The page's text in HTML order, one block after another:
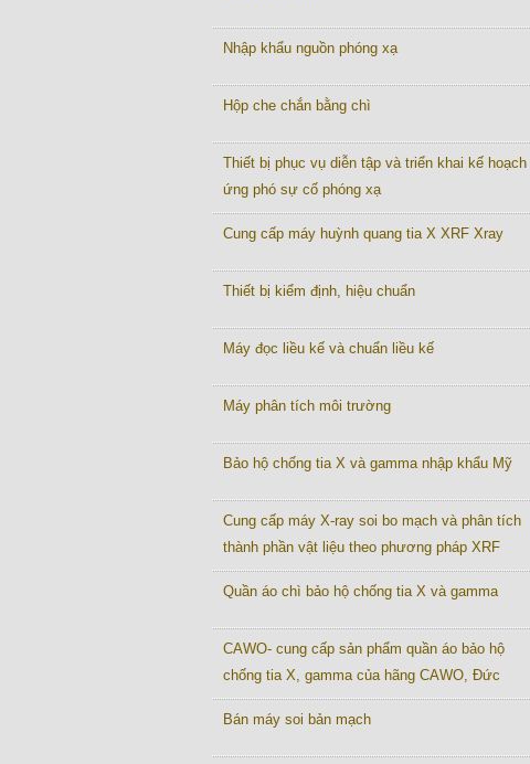
Nhập khẩu nguồn phóng xạ
Hộp che chắn bằng chì
Thiết bị phục vụ diễn tập và triển khai kế hoạch
ứng phó sự cố phóng xạ
Cung cấp máy huỳnh quang tia X XRF Xray
Thiết bị kiểm định, hiệu chuẩn
Máy đọc liều kế và chuẩn liều kế
Máy phân tích môi trường
Bảo hộ chống tia X và gamma nhập khẩu Mỹ
Cung cấp máy X-ray soi bo mạch và phân tích
thành phần vật liệu theo phương pháp XRF
Quần áo chì bảo hộ chống tia X và gamma
CAWO- cung cấp sản phẩm quần áo bảo hộ
chống tia X, gamma của hãng CAWO, Đức
Bán máy soi bản mạch